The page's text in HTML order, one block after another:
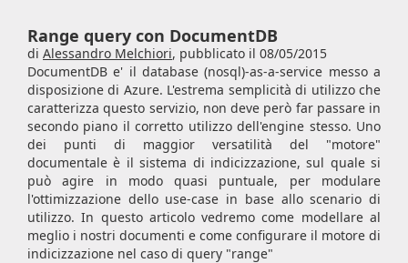
Range query con DocumentDB
di Alessandro Melchiori, pubblicato il 08/05/2015
DocumentDB e' il database (nosql)-as-a-service messo a
disposizione di Azure. L'estrema semplicità di utilizzo che
caratterizza questo servizio, non deve però far passare in
secondo piano il corretto utilizzo dell'engine stesso. Uno
dei punti di maggior versatilità del "motore"
documentale è il sistema di indicizzazione, sul quale si
può agire in modo quasi puntuale, per modulare
l'ottimizzazione dello use-case in base allo scenario di
utilizzo. In questo articolo vedremo come modellare al
meglio i nostri documenti e come configurare il motore di
indicizzazione nel caso di query "range"